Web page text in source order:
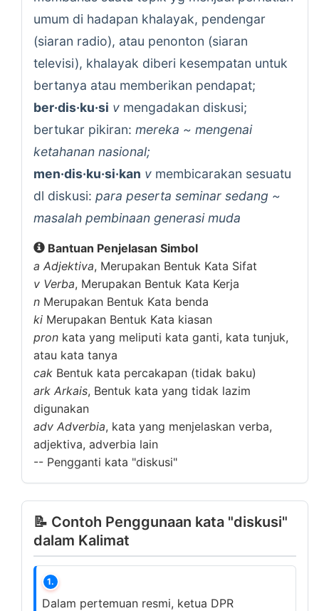
umum di hadapan khalayak, pendengar
(siaran radio), atau penonton (siaran
televisi), khalayak diberi kesempatan untuk
bertanya atau memberikan pendapat;
ber·dis·ku·si v mengadakan diskusi;
bertukar pikiran: mereka ~ mengenai
ketahanan nasional;
men·dis·ku·si·kan v membicarakan sesuatu
dl diskusi: para peserta seminar sedang ~
masalah pembinaan generasi muda
Bantuan Penjelasan Simbol
a Adjektiva, Merupakan Bentuk Kata Sifat
v Verba, Merupakan Bentuk Kata Kerja
n Merupakan Bentuk Kata benda
ki Merupakan Bentuk Kata kiasan
pron kata yang meliputi kata ganti, kata tunjuk,
atau kata tanya
cak Bentuk kata percakapan (tidak baku)
ark Arkais, Bentuk kata yang tidak lazim
digunakan
adv Adverbia, kata yang menjelaskan verba,
adjektiva, adverbia lain
-- Pengganti kata "diskusi"
📝 Contoh Penggunaan kata "diskusi"
dalam Kalimat
1.
Dalam pertemuan resmi, ketua DPR